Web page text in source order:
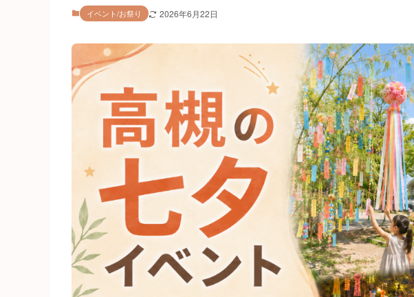
イベント/お祭り 2026年6月22日